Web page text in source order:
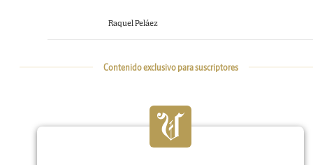
Raquel Peláez
Contenido exclusivo para suscriptores